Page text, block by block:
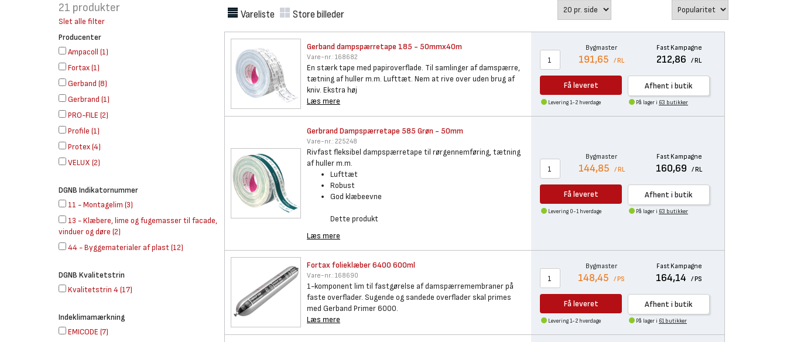
21 produkter
Slet alle filter
Producenter
Ampacoll (1)
Fortax(1)
Gerband (8)
Gerbrand (1)
PRO-FILE (2)
Profile (1)
Protex(4)
VELUX (2)
DGNB Indikatornummer
11 - Montagelim (3)
13 - Klæbere, lime og fugemasser til facade,
vinduer og døre (2)
44 - Byggematerialer af plast(12)
DGNB Kvalitetstrin
Kvalitetstrin 4(17)
Indeklimamærkning
EMICODE (7)
Vareliste Store billeder
Gerband dampspærretape 185 - 50mmx40m
Vare-nr.: 168682
En stærk tape med papiroverflade. Til samlinger af damspærre,
tætning af huller m.m. Lufttæt. Nem at rive over uden brug af
kniv. Ekstra høj
Læs mere
Bygmaster
191,65 / RL
Fast Kampagne
212,86 / RL
Få leveret Afhent i butik
Levering 1-2 hverdage På lager i 63 butikker
Gerbrand Dampspærretape 585 Grøn - 50mm
Vare-nr.: 225248
Rivfast fleksibel dampspærretape til rørgennemføring, tætning
af huller m.m.
Lufttæt
Robust
God klæbeevne
Dette produkt
Læs mere
Bygmaster
144,85 / RL
Fast Kampagne
160,69 / RL
Få leveret Afhent i butik
Levering 0-1 hverdage På lager i 63 butikker
Fortax folieklæber 6400 600ml
Vare-nr.: 168690
1-komponent lim til fastgørelse af damspærremembraner på
faste overflader. Sugende og sandede overflader skal primes
med Gerband Primer 6000.
Læs mere
Bygmaster
148,45 / PS
Fast Kampagne
164,14 / PS
Få leveret Afhent i butik
Levering 1-2 hverdage På lager i 61 butikker